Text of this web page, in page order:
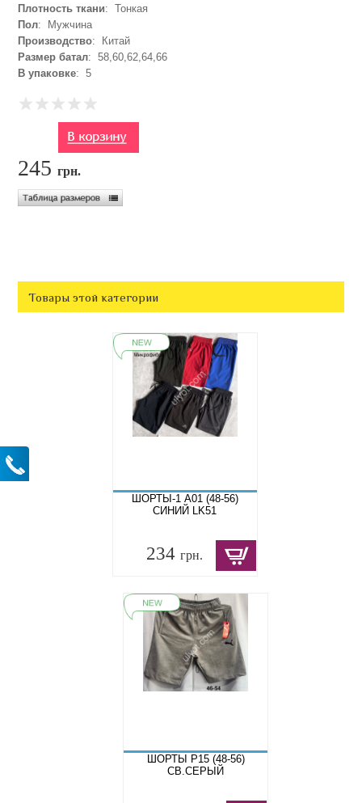
Плотность ткани: Тонкая
Пол: Мужчина
Производство: Китай
Размер батал: 58,60,62,64,66
В упаковке: 5
245грн.
Товары этой категории
ШОРТЫ-1 A01 (48-56)
СИНИЙ LK51
234 грн.
ШОРТЫ P15 (48-56)
СВ.СЕРЫЙ